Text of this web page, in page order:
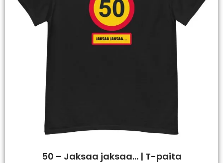
50 – Jaksaa jaksaa… | T-paita